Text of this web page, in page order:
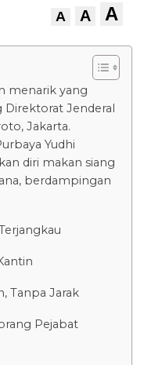
A A A
menarik yang
Direktorat Jenderal
Jakarta.
Yudhi
diri makan siang
berdampingan
Tanpa Jarak
Pejabat